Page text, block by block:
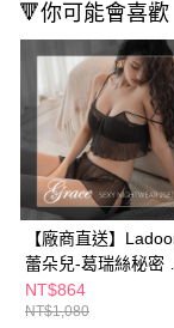
ATM／網路銀行／等
※ 請注意：結帳手續
購買商品的店家。未
後付繳納相關費用。
※ 交易是否成功請以
是否繳費成功／繳費
客戶支援中心」
【注意事項】
１．透過由恩沛科技
易，需依本服務之必
權轉讓予恩沛科技股
２．關於個人資料處
https://aftee.tw/terms/
３．未成年的使用者
🔻你可能會喜歡
【廠商直送】
蕾朵兒-葛瑞絲秘密
式典雅雪紡兩件式睡
NT$864
NT$1,080